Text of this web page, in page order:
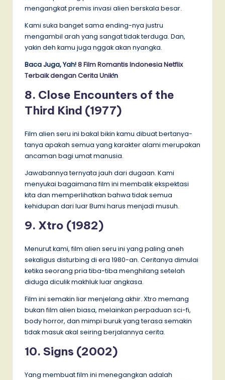
mengangkat premis invasi alien berskala besar.
Kami suka banget sama ending-nya justru
mengambil arah yang sangat tidak terduga. Dan,
yakin deh kamu juga nggak akan nyangka.
Baca Juga, Yah!8 Film Romantis Indonesia Netflix
Terbaik dengan Cerita Unik!n
8. Close Encounters of the
Third Kind (1977)
Film alien seru ini bakal bikin kamu dibuat bertanya-
tanya apakah semua yang karakter alami merupakan
ancaman bagi umat manusia.
Jawabannya ternyata jauh dari dugaan. Kami
menyukai bagaimana film ini membalik ekspektasi
kita dan memperlihatkan bahwa tidak semua
kehidupan dari luar Bumi harus menjadi musuh.
9. Xtro (1982)
Menurut kami, film alien seru ini yang paling aneh
sekaligus disturbing di era 1980-an. Ceritanya dimulai
ketika seorang pria tiba-tiba menghilang setelah
diduga diculik makhluk luar angkasa.
Film ini semakin liar menjelang akhir. Xtro memang
bukan film alien biasa, melainkan perpaduan sci-fi,
body horror, dan mimpi buruk yang terasa semakin
tidak masuk akal seiring berjalannya cerita.
10. Signs (2002)
Yang membuat film ini menegangkan adalah